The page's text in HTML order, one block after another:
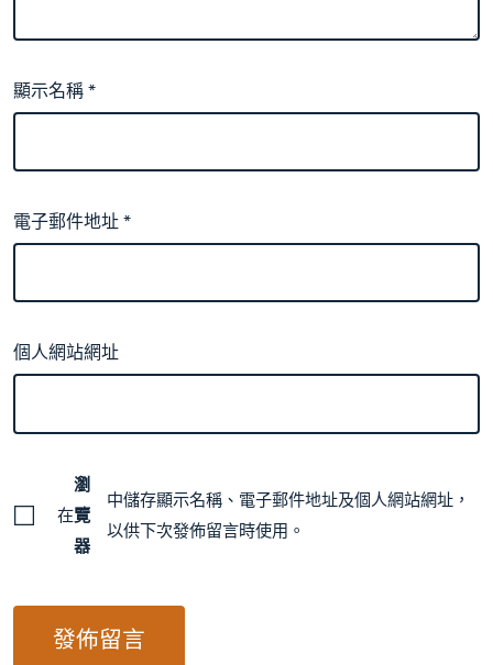
顯示名稱*
電子郵件地址*
個人網站網址
在
瀏
覽
器
中儲存顯示名稱、電子郵件地址及個人網站網址，
以供下次發佈留言時使用。